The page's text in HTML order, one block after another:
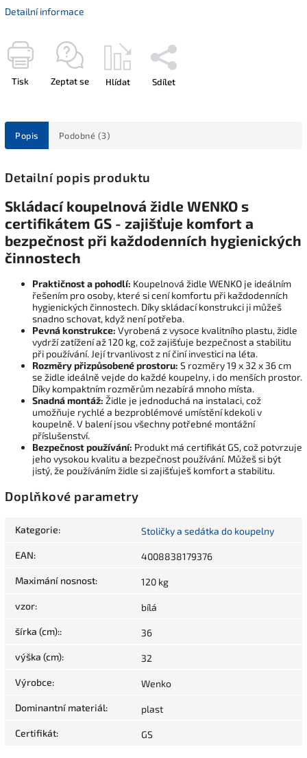
Detailní informace
Tisk Zeptat se Hlídat Sdílet
Popis Podobné (3)
Detailní popis produktu
Skládací koupelnová židle WENKO s
certifikátem GS - zajišťuje komfort a
bezpečnost při každodenních hygienických
činnostech
Praktičnost a pohodlí: Koupelnová židle WENKO je ideálním
řešením pro osoby, které si cení komfortu při každodenních
hygienických činnostech. Díky skládací konstrukci ji můžeš
snadno schovat, když není potřeba.
Pevná konstrukce: Vyrobená z vysoce kvalitního plastu, židle
vydrží zatížení až 120 kg, což zajišťuje bezpečnost a stabilitu
při používání. Její trvanlivost z ní činí investici na léta.
Rozměry přizpůsobené prostoru: S rozměry 19 x 32 x 36 cm
se židle ideálně vejde do každé koupelny, i do menších prostor.
Díky kompaktním rozměrům nezabírá mnoho místa.
Snadná montáž: Židle je jednoduchá na instalaci, což
umožňuje rychlé a bezproblémové umístění kdekoli v
koupelně. V balení jsou všechny potřebné montážní
příslušenství.
Bezpečnost používání: Produkt má certifikát GS, což potvrzuje
jeho vysokou kvalitu a bezpečnost používání. Můžeš si být
jistý, že používáním židle si zajišťuješ komfort a stabilitu.
Doplňkové parametry
Kategorie: Stoličky a sedátka do koupelny
EAN: 4008838179376
Maximání nosnost: 120 kg
vzor: bílá
šírka (cm):: 36
výška (cm): 32
Výrobce: Wenko
Dominantní materiál: plast
Certifikát: GS